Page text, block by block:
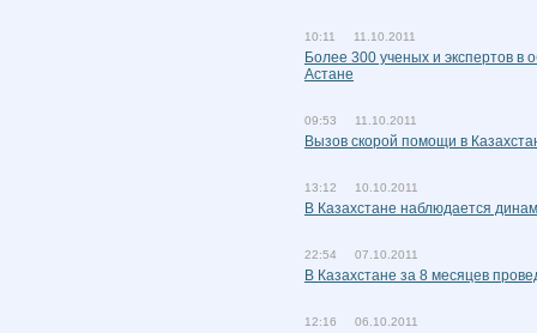
10:11 11.10.2011
Более 300 ученых и экспертов в
Астане
09:53 11.10.2011
Вызов скорой помощи в
13:12 10.10.2011
В Казахстане наблюдается
22:54 07.10.2011
В Казахстане за 8 месяцев
12:16 06.10.2011